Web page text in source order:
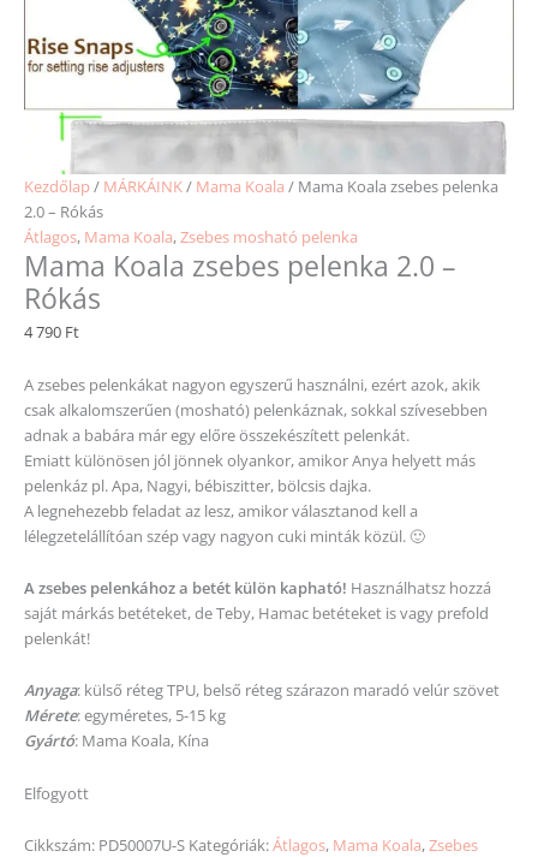
Kezdőlap / MÁRKÁINK/ Mama Koala / Mama Koala zsebes pelenka
2.0 – Rókás
Átlagos, Mama Koala,Zsebes mosható pelenka
Mama Koala zsebes pelenka 2.0 –
Rókás
4 790 Ft
A zsebes pelenkákat nagyon egyszerű használni, ezért azok, akik
csak alkalomszerűen (mosható) pelenkáznak, sokkal szívesebben
adnak a babára már egy előre összekészített pelenkát.
Emiatt különösen jól jönnek olyankor, amikor Anya helyett más
pelenkáz pl. Apa, Nagyi, bébiszitter, bölcsis dajka.
A legnehezebb feladat az lesz, amikor választanod kell a
lélegzetelállítóan szép vagy nagyon cuki minták közül. 🙂
A zsebes pelenkához a betét külön kapható! Használhatsz hozzá
saját márkás betéteket, de Teby, Hamac betéteket is vagy prefold
pelenkát!
Anyaga: külső réteg TPU, belső réteg szárazon maradó velúr szövet
Mérete: egyméretes, 5-15 kg
Gyártó: Mama Koala, Kína
Elfogyott
Cikkszám: PD50007U-S Kategóriák:Átlagos, Mama Koala,Zsebes